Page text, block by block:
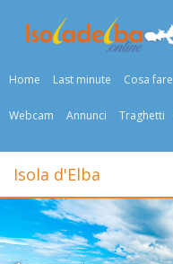
Home Last minute Cosa fare
Webcam Annunci Traghetti
Isola d'Elba